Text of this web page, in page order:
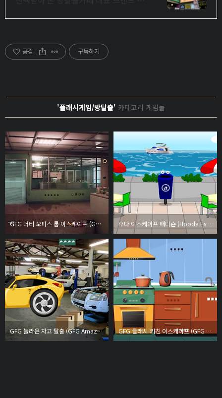
타임어택 시스템 본격 도입 !
공감 구독하기
'플래시게임/방탈출' 카테고리 게임들
GFG 더티 오피스 룸 이스케이프 (GFG Dirty Office Room Escape) 후다 이스케이프 매디슨 (Hooda Escape Madison)
GFG 놀라운 차고 탈출 (GFG Amaze Garage Escape) GFG 클래시 키친 이스케이프 (GFG Classy Kitchen Escape)